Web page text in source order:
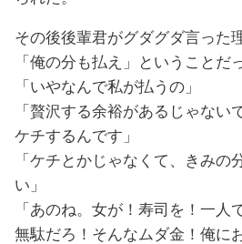
その後後輩君がグダグダ言った
「俺の分も払え」ということだ
「いやなんで私が払うの」
「贅沢する余裕があるじゃない
ケチするんです」
「ケチとかじゃなくて、きみの
い」
「あのね。女が！寿司を！一人
無駄だろ！そんなムダ金！俺に